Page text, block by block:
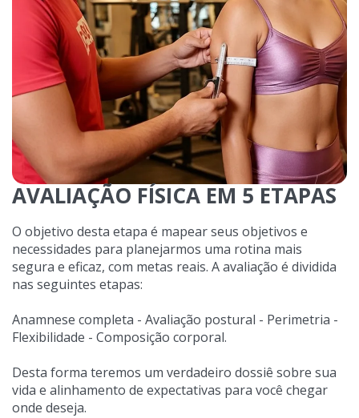
AVALIAÇÃO FÍSICA EM 5 ETAPAS
O objetivo desta etapa é mapear seus objetivos e
necessidades para planejarmos uma rotina mais
segura e eficaz, com metas reais. A avaliação é dividida
nas seguintes etapas:
Anamnese completa - Avaliação postural - Perimetria -
Flexibilidade - Composição corporal.
Desta forma teremos um verdadeiro dossiê sobre sua
vida e alinhamento de expectativas para você chegar
onde deseja.